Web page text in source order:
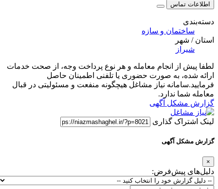
اطلاعات تماس
دسته‌بندی
ساختمان و سازه
استان / شهر
شیراز
لطفا پیش از انجام معامله و هر نوع پرداخت وجه، از صحت خدمات
ارائه شده، به صورت حضوری یا تلفنی اطمینان حاصل
فرمایید.سامانه نیاز مشاغل هیچگونه منفعت و مسئولیتی در قبال
معامله شما ندارد.
گزارش مشکل آگهی
لینک اشتراک گذاری
گزارش مشکل آگهی
×
دلیل‌های پیش‌فرض: